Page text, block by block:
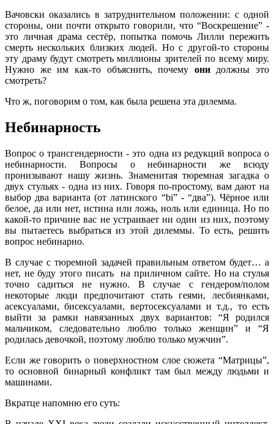
Вачовски оказались в затруднительном положении: с одной
стороны, они почти открыто говорили, что “Воскрешение” -
это личная драма сестёр, попытка помочь Лилли пережить
смерть нескольких близких людей. Но с другой-то стороны
эту драму будут смотреть миллионы зрителей по всему миру.
Нужно же им как-то объяснить, почему онидолжны это
смотреть?
Что ж, поговорим о том, как была решена эта дилемма.
Небинарность
Вопрос о трансгендерности - это одна из редукций вопроса о
небинарности. Вопросы о небинарности же всюду
пронизывают нашу жизнь. Знаменитая тюремная загадка о
двух стульях - одна из них. Говоря по-простому, вам дают на
выбор два варианта (от латинского “bi” - “два”). Чёрное или
белое, да или нет, истина или ложь, ноль или единица. Но по
какой-то причине вас не устраивает ни один из них, поэтому
вы пытаетесь выбраться из этой дилеммы. То есть, решить
вопрос небинарно.
В случае с тюремной задачей правильным ответом будет… а
нет, не буду этого писать на приличном сайте. Но на стулья
точно садиться не нужно. В случае с гендером/полом
некоторые люди предпочитают стать геями, лесбиянками,
асексуалами, бисексуалами, вертосексуалами и т.д., то есть
выйти за рамки навязанных двух вариантов: “Я родился
мальчиком, следовательно люблю только женщин” и “Я
родилась девочкой, поэтому люблю только мужчин”.
Если же говорить о поверхностном слое сюжета “Матрицы”,
то основной бинарный конфликт там был между людьми и
машинами.
Вкратце напомню его суть: